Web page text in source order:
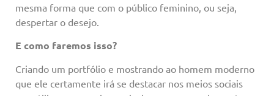
mesma forma que com o público feminino, ou seja,
despertar o desejo.
E como faremos isso?
Criando um portfólio e mostrando ao homem moderno
que ele certamente irá se destacar nos meios sociais